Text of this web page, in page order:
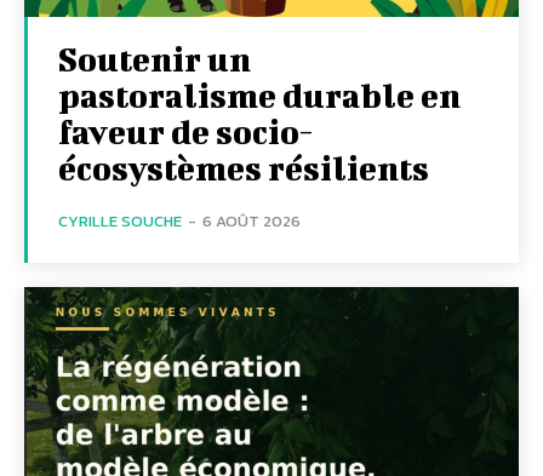
Soutenir un
pastoralisme durable en
faveur de socio-
écosystèmes résilients
CYRILLE SOUCHE - 6 AOÛT 2026